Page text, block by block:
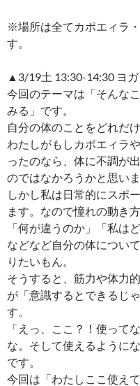
※場所は全てカポエィラ
す。
▲3/19土 13:30-14:30 ヨガ
今回のテーマは「そんな
みる」です。
自分の体のことをどれだ
わたしがもしカポエィラ
ったのなら、体に不調が
のではなかろうかと思いま
しかし私は日常的にスポ
ます。なので憧れの動き
「何が違うのか」「私は
などなど自分の体につい
りたいもん。
そうすると、筋力や体力
が「意識するとできるじ
す。
「えっ、ここ？！使って
な。そして使えるように
です。
今回は「わたしここ使え